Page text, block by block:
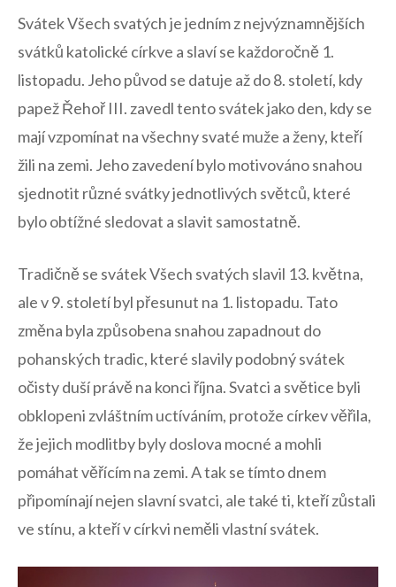
Svátek Všech svatých je jedním z nejvýznamnějších
svátků⁤ katolické církve a ⁣slaví‍ se ‍každoročně 1.
listopadu. Jeho původ se datuje‍ až⁢ do​ 8. ⁢století, kdy
papež Řehoř⁢ III. zavedl tento svátek jako ‍den, kdy‍ se
mají vzpomínat na⁢ všechny svaté muže a⁣ ženy, kteří
žili na zemi. ⁢Jeho zavedení bylo motivováno ⁢snahou
⁣sjednotit ⁤různé svátky‌ jednotlivých světců, ‌které
bylo ‍obtížné sledovat a slavit samostatně.
Tradičně se ⁣svátek Všech svatých ‍slavil 13. května,
ale v ⁣9.‌ století byl přesunut ⁣na 1. listopadu. Tato
změna byla způsobena ‍snahou ‍zapadnout do
pohanských tradic, které slavily podobný svátek
očisty⁢ duší právě na konci​ října. Svatci a světice byli
obklopeni ⁣zvláštním uctíváním, protože církev věřila,
že ⁤jejich modlitby byly‌ doslova​ mocné a mohli
pomáhat věřícím na zemi. A ⁢tak se‍ tímto dnem⁤
připomínají ​nejen slavní ⁤svatci, ale také ‌ti, kteří zůstali
ve stínu, a kteří v církvi⁣ neměli vlastní svátek.